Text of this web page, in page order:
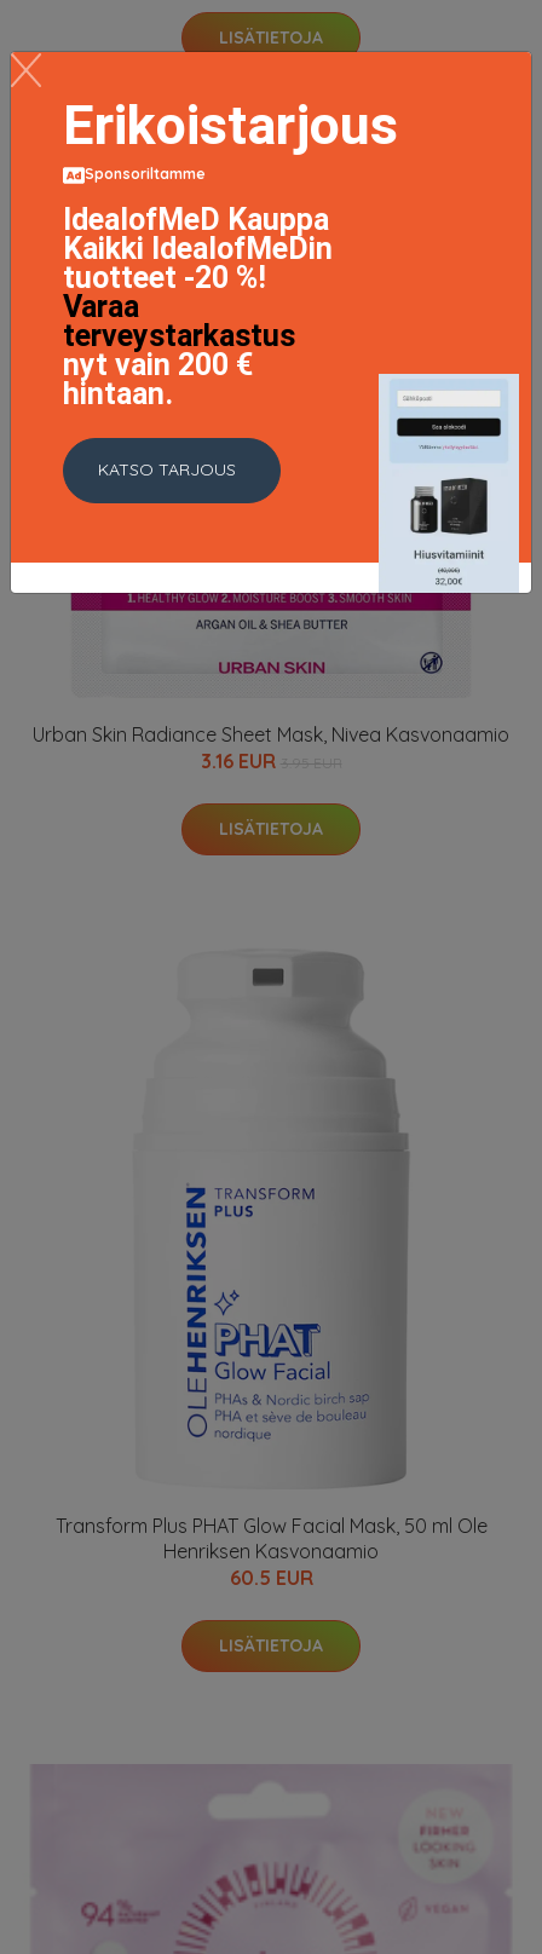
LISÄTIETOJA
Urban Skin Radiance Sheet Mask, Nivea Kasvonaamio
3.16 EUR
LISÄTIETOJA
Transform Plus PHAT Glow Facial Mask, 50 ml Ole
Henriksen Kasvonaamio
60.5 EUR
LISÄTIETOJA
Erikoistarjous
Sponsoriltamme
IdealofMeD Kauppa
Kaikki IdealofMeDin
tuotteet -20 %!
Varaa
terveystarkastus
nyt vain 200 €
hintaan.
KATSO TARJOUS